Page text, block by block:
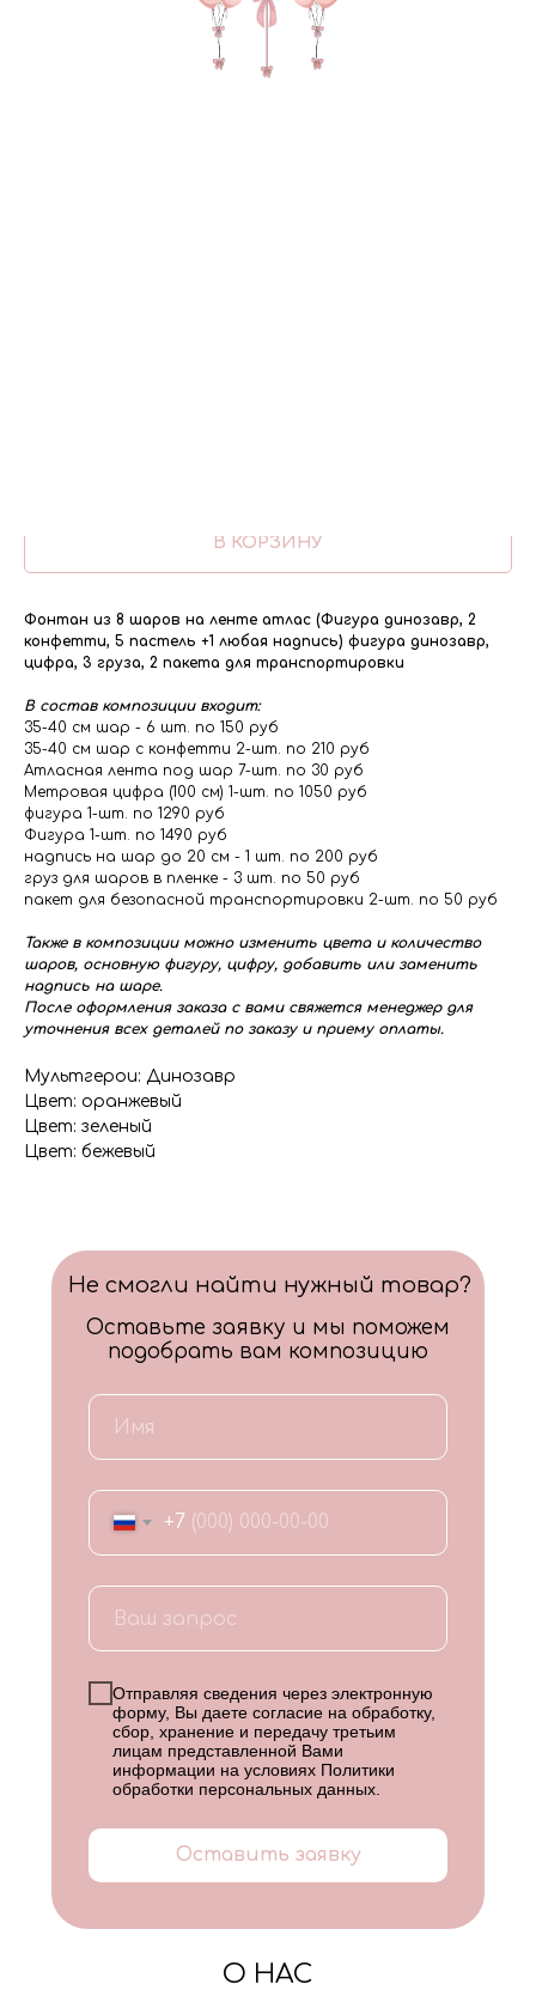
В КОРЗИНУ
Фонтан из 8 шаров на ленте атлас (Фигура динозавр, 2
конфетти, 5 пастель +1 любая надпись) фигура динозавр,
цифра, 3 груза, 2 пакета для транспортировки
В состав композиции входит:
35-40 см шар - 6 шт. по 150 руб
35-40 см шар с конфетти 2-шт. по 210 руб
Атласная лента под шар 7-шт. по 30 руб
Метровая цифра (100 см) 1-шт. по 1050 руб
фигура 1-шт. по 1290 руб
Фигура 1-шт. по 1490 руб
надпись на шар до 20 см - 1 шт. по 200 руб
груз для шаров в пленке - 3 шт. по 50 руб
пакет для безопасной транспортировки 2-шт. по 50 руб
Также в композиции можно изменить цвета и количество
шаров, основную фигуру, цифру, добавить или заменить
надпись на шаре.
После оформления заказа с вами свяжется менеджер для
уточнения всех деталей по заказу и приему оплаты.
Мультгерои: Динозавр
Цвет: оранжевый
Цвет: зеленый
Цвет: бежевый
+7
Отправляя сведения через электронную
форму, Вы даете согласие на обработку,
сбор, хранение и передачу третьим
лицам представленной Вами
информации на условиях Политики
обработки персональных данных
Оставить заявку
Не смогли найти нужный товар?
Оставьте заявку и мы поможем
подобрать вам композицию
О НАС